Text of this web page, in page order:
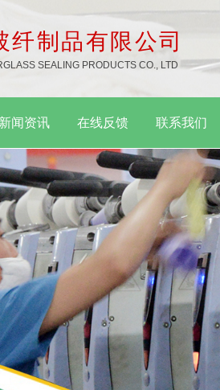
纤制品有限公司
SEALING PRODUCTS CO., LTD
新闻资讯 在线反馈 联系我们